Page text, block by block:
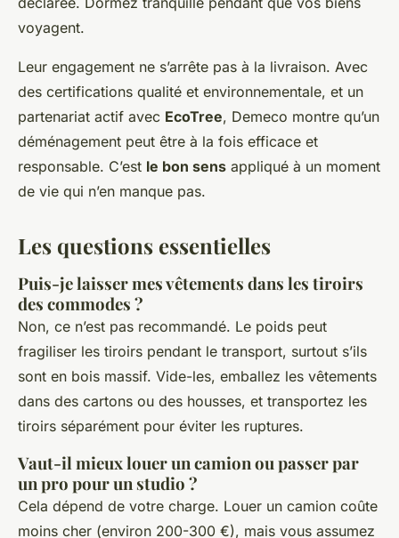
voyagent.
Leur engagement ne s’arrête pas à la livraison. Avec
des certifications qualité et environnementale, et un
partenariat actif avec EcoTree, Demeco montre qu’un
déménagement peut être à la fois efficace et
responsable. C’est le bon sens appliqué à un moment
de vie qui n’en manque pas.
Les questions essentielles
Puis-je laisser mes vêtements dans les tiroirs
des commodes ?
Non, ce n’est pas recommandé. Le poids peut
fragiliser les tiroirs pendant le transport, surtout s’ils
sont en bois massif. Vide-les, emballez les vêtements
dans des cartons ou des housses, et transportez les
tiroirs séparément pour éviter les ruptures.
Vaut-il mieux louer un camion ou passer par
un pro pour un studio ?
Cela dépend de votre charge. Louer un camion coûte
moins cher (environ 200-300 €), mais vous assumez